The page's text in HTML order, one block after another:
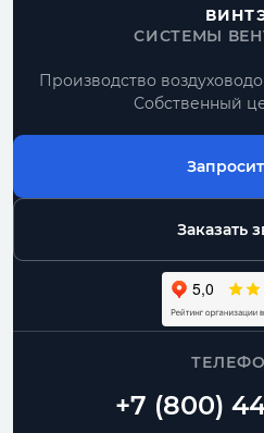
СИСТЕМЫ
Производство
Собственный
Заказать